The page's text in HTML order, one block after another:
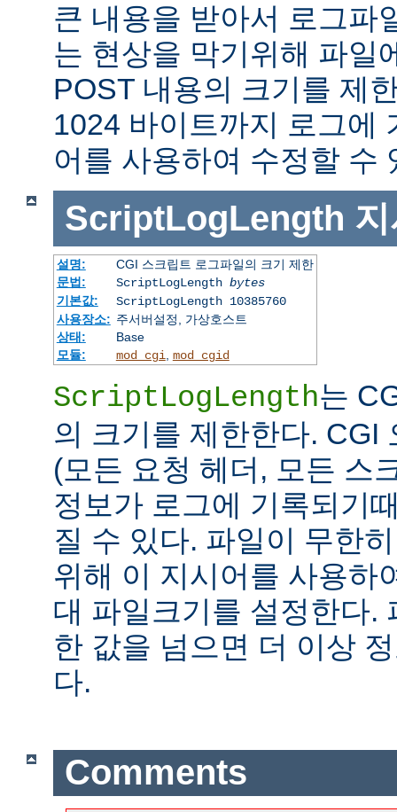
큰 내용을 받아서 로그파
는 현상을 막기위해 파일
POST 내용의 크기를 제
1024 바이트까지 로그에
어를 사용하여 수정할 수
ScriptLogLength
설명:
CGI 스크립트 로그파일의 크기 제한
문법:
ScriptLogLength bytes
기본값:
ScriptLogLength 10385760
사용장소: 주서버설정, 가상호스트
상태:
Base
모듈:
mod_cgi mod_cgid
ScriptLogLength는
의 크기를 제한한다. CGI
(모든 요청 헤더, 모든 스
정보가 로그에 기록되기
질 수 있다. 파일이 무한
위해 이 지시어를 사용하
대 파일크기를 설정한다.
한 값을 넘으면 더 이상
다.
Comments